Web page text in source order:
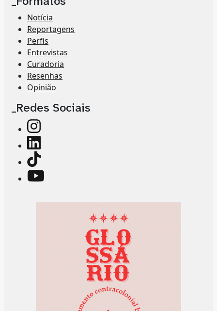
Notícia
Reportagens
Perfis
Entrevistas
Curadoria
Resenhas
Opinião
_Redes Sociais